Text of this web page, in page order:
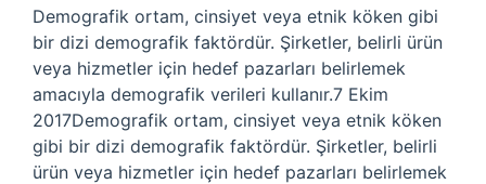
Demografik ortam, cinsiyet veya etnik köken gibi
bir dizi demografik faktördür. Şirketler, belirli ürün
veya hizmetler için hedef pazarları belirlemek
amacıyla demografik verileri kullanır.7 Ekim
2017Demografik ortam, cinsiyet veya etnik köken
gibi bir dizi demografik faktördür. Şirketler, belirli
ürün veya hizmetler için hedef pazarları belirlemek